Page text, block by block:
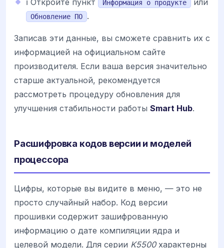
Информация о продукте
Обновление ПО .
Записав эти данные, вы сможете сравнить их с
информацией на официальном сайте
производителя. Если ваша версия значительно
старше актуальной, рекомендуется
рассмотреть процедуру обновления для
улучшения стабильности работы Smart Hub.
Расшифровка кодов версии и моделей
процессора
Цифры, которые вы видите в меню, — это не
просто случайный набор. Код версии
прошивки содержит зашифрованную
информацию о дате компиляции ядра и
целевой модели. Для серии K5500характерны